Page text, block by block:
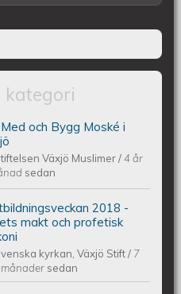
kategori
IN VAXJO |
MOSKÉ I VÄXJÖ
| كن معنا
och Bygg Moské i
Växjö Muslimer/4 år
sedan
2018 - Ordets
diakoni
2018 -
makt och profetisk
kyrkan, Växjö Stift/ 7
sedan